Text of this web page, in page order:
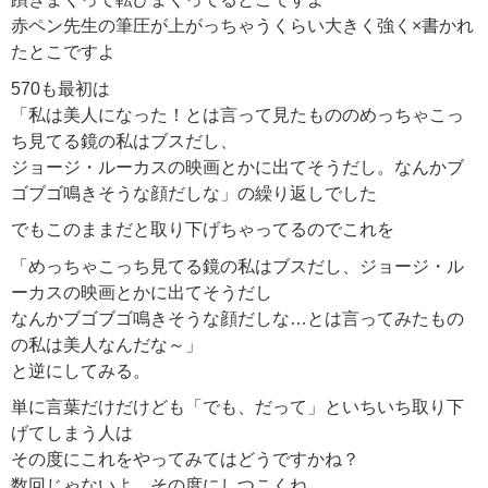
赤ペン先生の筆圧が上がっちゃうくらい大きく強く×書かれ
たとこですよ
570も最初は
「私は美人になった！とは言って見たもののめっちゃこっ
ち見てる鏡の私はブスだし、
ジョージ・ルーカスの映画とかに出てそうだし。なんかブ
ゴブゴ鳴きそうな顔だしな」の繰り返しでした
でもこのままだと取り下げちゃってるのでこれを
「めっちゃこっち見てる鏡の私はブスだし、ジョージ・ル
ーカスの映画とかに出てそうだし
なんかブゴブゴ鳴きそうな顔だしな…とは言ってみたもの
の私は美人なんだな～」
と逆にしてみる。
単に言葉だけだけども「でも、だって」といちいち取り下
げてしまう人は
その度にこれをやってみてはどうですかね？